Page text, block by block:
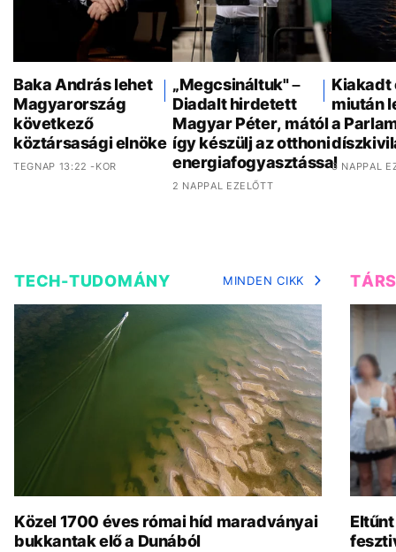
Baka András lehet
Magyarország
következő
köztársasági elnöke
TEGNAP 13:22 -KOR
„Megcsináltuk" –
Diadalt hirdetett
Magyar Péter, mától
így készülj az otthoni
energiafogyasztással
2 NAPPAL EZELŐTT
Kiakadt
miután
a
3 NAPPAL
TECH-TUDOMÁNY MINDEN CIKK
Közel 1700 éves római híd maradványai
bukkantak elő a Dunából